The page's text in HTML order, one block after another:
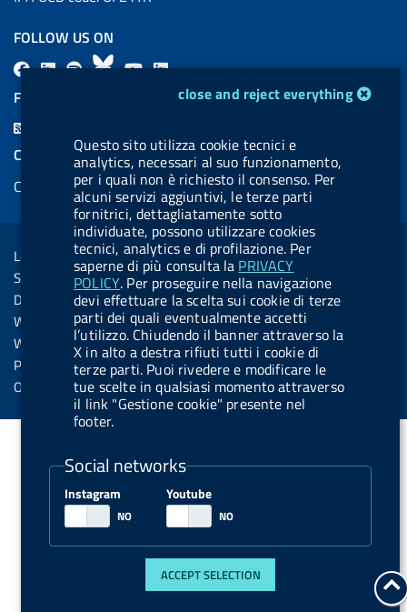
cookie management moduleclose and reject everything
Questo sito utilizza cookie tecnici e
analytics, necessari al suo funzionamento,
per i quali non è richiesto il consenso. Per
alcuni servizi aggiuntivi, le terze parti
fornitrici, dettagliatamente sotto
individuate, possono utilizzare cookies
tecnici, analytics e di profilazione. Per
saperne di più consulta la PRIVACY
POLICY. Per proseguire nella navigazione
devi effettuare la scelta sui cookie di terze
parti dei quali eventualmente accetti
l’utilizzo. Chiudendo il banner attraverso la
X in alto a destra rifiuti tutti i cookie di
terze parti. Puoi rivedere e modificare le
tue scelte in qualsiasi momento attraverso
il link "Gestione cookie" presente nel
footer.
Social networks
Instagram Youtube
ACCEPT SELECTION
FOLLOW US ON
F
L
l
e
l
.
b
u
t
t
o
n
.
s
p
o
t
f
y
B
e
s
k
y
Y
t
u
b
e
L
k
e
d
i
n
FEED RSS
COOKIES
Cookie management
Sezione Link Utili
Legal notice
Social Media Policy
Dichiarazione di accessibilità
Web accessibility
Website statistics
Privacy
Online services